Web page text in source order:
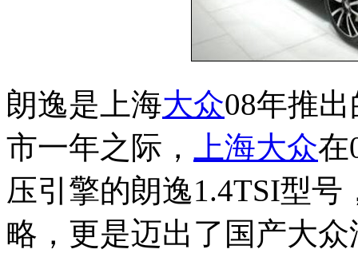
朗逸是上海大众08年推
市一年之际，
上海大众在
压引擎的朗逸1.4TSI型
略，更是迈出了国产大